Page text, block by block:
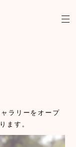
ラリーをオープ
ます。